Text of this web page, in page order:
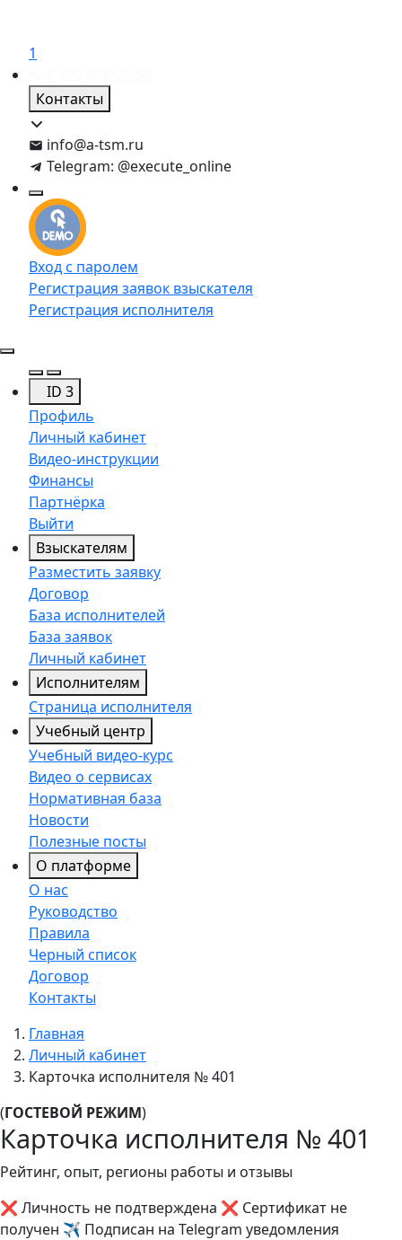
1
Контакты
info@a-tsm.ru
Telegram: @execute_online
Вход с паролем
Регистрация заявок взыскателя
Регистрация исполнителя
ID 3
Профиль
Личный кабинет
Видео-инструкции
Финансы
Партнёрка
Выйти
Взыскателям
Разместить заявку
Договор
База исполнителей
База заявок
Личный кабинет
Исполнителям
Страница исполнителя
Учебный центр
Учебный видео-курс
Видео о сервисах
Нормативная база
Новости
Полезные посты
О платформе
О нас
Руководство
Правила
Черный список
Договор
Контакты
Главная
Личный кабинет
Карточка исполнителя № 401
(ГОСТЕВОЙ РЕЖИМ)
Карточка исполнителя № 401
Рейтинг, опыт, регионы работы и отзывы
❌ Личность не подтверждена ❌ Сертификат не
получен ✈️ Подписан на Telegram уведомления